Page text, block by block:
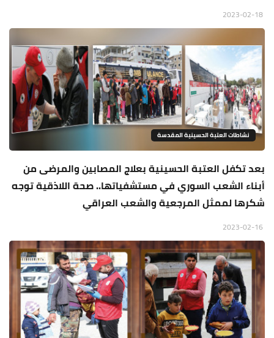
نشاطات العتبة الحسينية المقدسة
بعد تكفل العتبة الحسينية بعلاج المصابين والمرضى من
أبناء الشعب السوري في مستشفياتها.. صحة اللاذقية توجه
شكرها لممثل المرجعية والشعب العراقي